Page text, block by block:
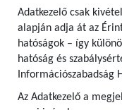
Adatkezelő csak
alapján adja át az
hatóságok – így
hatóság és
Információszabadság
Az Adatkezelő a